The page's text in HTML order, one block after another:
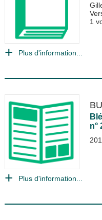
1
Plus d'information...
n°
Plus d'information...